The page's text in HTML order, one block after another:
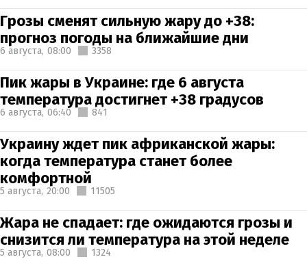
Грозы сменят сильную жару до +38:
прогноз погоды на ближайшие дни
6 августа, 08:00 3358
Пик жары в Украине: где 6 августа
температура достигнет +38 градусов
6 августа, 06:40 841
Украину ждет пик африканской жары:
когда температура станет более
комфортной
5 августа, 20:00 11505
Жара не спадает: где ожидаются грозы и
снизится ли температура на этой неделе
5 августа, 08:00 1324